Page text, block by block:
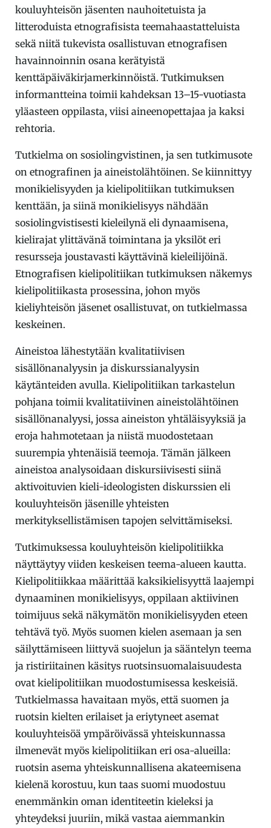
kouluyhteisön jäsenten nauhoitetuista ja
litteroduista etnografisista teemahaastatteluista
sekä niitä tukevista osallistuvan etnografisen
havainnoinnin osana kerätyistä
kenttäpäiväkirjamerkinnöistä. Tutkimuksen
informantteina toimii kahdeksan 13–15-vuotiasta
yläasteen oppilasta, viisi aineenopettajaa ja kaksi
rehtoria.
Tutkielma on sosiolingvistinen, ja sen tutkimusote
on etnografinen ja aineistolähtöinen. Se kiinnittyy
monikielisyyden ja kielipolitiikan tutkimuksen
kenttään, ja siinä monikielisyys nähdään
sosiolingvistisesti kieleilynä eli dynaamisena,
kielirajat ylittävänä toimintana ja yksilöt eri
resursseja joustavasti käyttävinä kieleilijöinä.
Etnografisen kielipolitiikan tutkimuksen näkemys
kielipolitiikasta prosessina, johon myös
kieliyhteisön jäsenet osallistuvat, on tutkielmassa
keskeinen.
Aineistoa lähestytään kvalitatiivisen
sisällönanalyysin ja diskurssianalyysin
käytänteiden avulla. Kielipolitiikan tarkastelun
pohjana toimii kvalitatiivinen aineistolähtöinen
sisällönanalyysi, jossa aineiston yhtäläisyyksiä ja
eroja hahmotetaan ja niistä muodostetaan
suurempia yhtenäisiä teemoja. Tämän jälkeen
aineistoa analysoidaan diskursiivisesti siinä
aktivoituvien kieli-ideologisten diskurssien eli
kouluyhteisön jäsenille yhteisten
merkityksellistämisen tapojen selvittämiseksi.
Tutkimuksessa kouluyhteisön kielipolitiikka
näyttäytyy viiden keskeisen teema-alueen kautta.
Kielipolitiikkaa määrittää kaksikielisyyttä laajempi
dynaaminen monikielisyys, oppilaan aktiivinen
toimijuus sekä näkymätön monikielisyyden eteen
tehtävä työ. Myös suomen kielen asemaan ja sen
säilyttämiseen liittyvä suojelun ja sääntelyn teema
ja ristiriitainen käsitys ruotsinsuomalaisuudesta
ovat kielipolitiikan muodostumisessa keskeisiä.
Tutkielmassa havaitaan myös, että suomen ja
ruotsin kielten erilaiset ja eriytyneet asemat
kouluyhteisöä ympäröivässä yhteiskunnassa
ilmenevät myös kielipolitiikan eri osa-alueilla:
ruotsin asema yhteiskunnallisena akateemisena
kielenä korostuu, kun taas suomi muodostuu
enemmänkin oman identiteetin kieleksi ja
yhteydeksi juuriin, mikä vastaa aiemmankin